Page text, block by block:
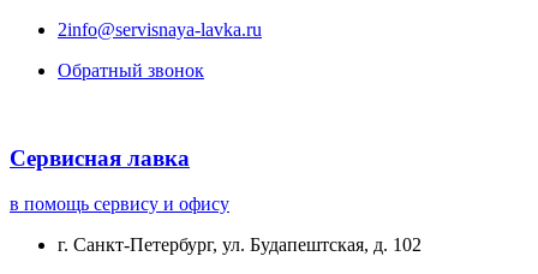
2info@servisnaya-lavka.ru
Обратный звонок
Сервисная лавка
в помощь сервису и офису
г. Санкт-Петербург, ул. Будапештская, д. 102